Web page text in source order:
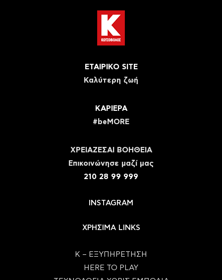
ΕΤΑΙΡΙΚΟ SITE
Καλύτερη ζωή
ΚΑΡΙΕΡΑ
#beMORE
ΧΡΕΙΑΖΕΣΑΙ ΒΟΗΘΕΙΑ
Eπικοινώνησε μαζί μας
210 28 99 999
INSTAGRAM
ΧΡΗΣΙΜΑ LINKS
Κ – ΕΞΥΠΗΡΕΤΗΣΗ
HERE TO PLAY